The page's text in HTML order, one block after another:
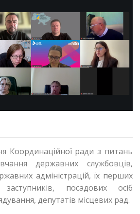
Координаційної ради з питань
державних службовців,
адміністрацій, їх перших
посадових осіб
депутатів місцевих рад.